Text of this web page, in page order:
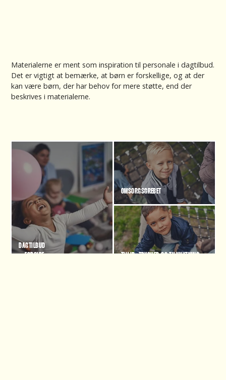
Materialerne er ment som inspiration til personale i dagtilbud.
Det er vigtigt at bemærke, at børn er forskellige, og at der
kan være børn, der har behov for mere støtte, end der
beskrives i materialerne.
DAGTILBUD
– FORSIDE
OMSORGSGREBET
TILLID, TRYGHED OG TILKNYTNING